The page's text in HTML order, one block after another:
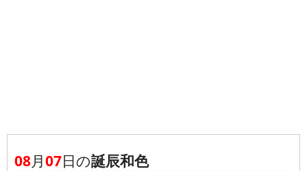
08月07日の誕辰和色